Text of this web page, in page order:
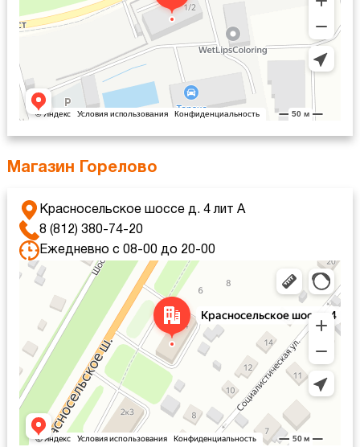
Магазин Горелово
Красносельское шоссе д. 4 лит А
8 (812) 380-74-20
Ежедневно с 08-00 до 20-00
Санкт‑Петербург
Красносельское шоссе, 4 — Яндекс Карты